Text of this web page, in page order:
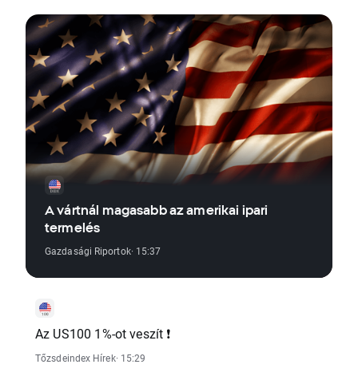
A vártnál magasabb az amerikai ipari
termelés
Gazdasági Riportok· 15:37
Az US100 1%-ot veszít ❗
Tőzsdeindex Hírek· 15:29